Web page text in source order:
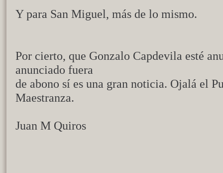
Y para San Miguel, más de lo mismo.
Por cierto, que Gonzalo Capdevila esté
anunciado fuera
de abono sí es una gran noticia. Ojalá el
Maestranza.
Juan M Quiros